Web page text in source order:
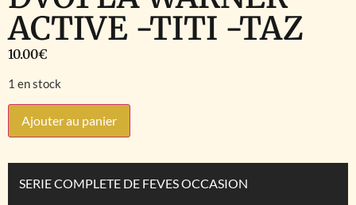
ACTIVE -TITI -TAZ
10.00€
1 en stock
Ajouter au panier
SERIE COMPLETE DE FEVES OCCASION